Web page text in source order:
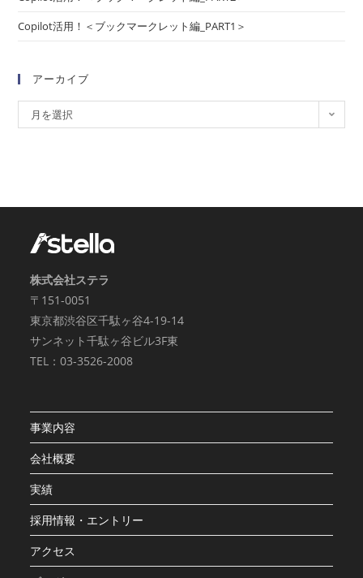
Copilot活用！＜ブックマークレット編_PART1＞
アーカイブ
月を選択
株式会社ステラ
〒151-0051
東京都渋谷区千駄ヶ谷4-19-14
サンネット千駄ヶ谷ビル3F東
TEL：03-3526-2008
事業内容
会社概要
実績
採用情報・エントリー
アクセス